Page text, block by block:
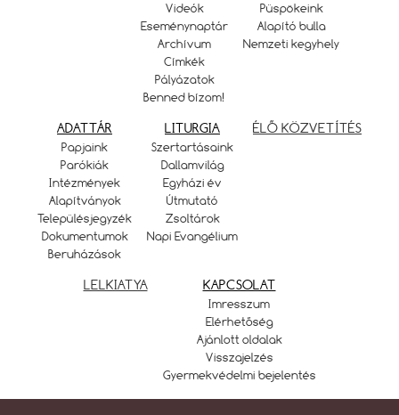
Videók
Eseménynaptár
Archívum
Címkék
Pályázatok
Benned bízom!
Püspökeink
Alapító bulla
Nemzeti kegyhely
ADATTÁR
Papjaink
Parókiák
Intézmények
Alapítványok
Településjegyzék
Dokumentumok
Beruházások
LITURGIA
Szertartásaink
Dallamvilág
Egyházi év
Útmutató
Zsoltárok
Napi Evangélium
ÉLŐ KÖZVETÍTÉS
LELKIATYA KAPCSOLAT
Imresszum
Elérhetőség
Ajánlott oldalak
Visszajelzés
Gyermekvédelmi bejelentés